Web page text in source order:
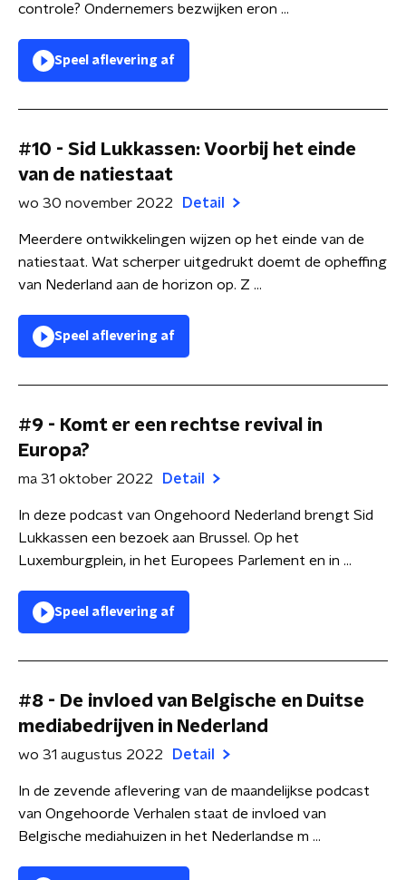
controle? Ondernemers bezwijken eron ...
Speel aflevering af
#10 - Sid Lukkassen: Voorbij het einde
van de natiestaat
wo 30 november 2022 Detail
Meerdere ontwikkelingen wijzen op het einde van de
natiestaat. Wat scherper uitgedrukt doemt de opheffing
van Nederland aan de horizon op. Z ...
Speel aflevering af
#9 - Komt er een rechtse revival in
Europa?
ma 31 oktober 2022 Detail
In deze podcast van Ongehoord Nederland brengt Sid
Lukkassen een bezoek aan Brussel. Op het
Luxemburgplein, in het Europees Parlement en in ...
Speel aflevering af
#8 - De invloed van Belgische en Duitse
mediabedrijven in Nederland
wo 31 augustus 2022 Detail
In de zevende aflevering van de maandelijkse podcast
van Ongehoorde Verhalen staat de invloed van
Belgische mediahuizen in het Nederlandse m ...